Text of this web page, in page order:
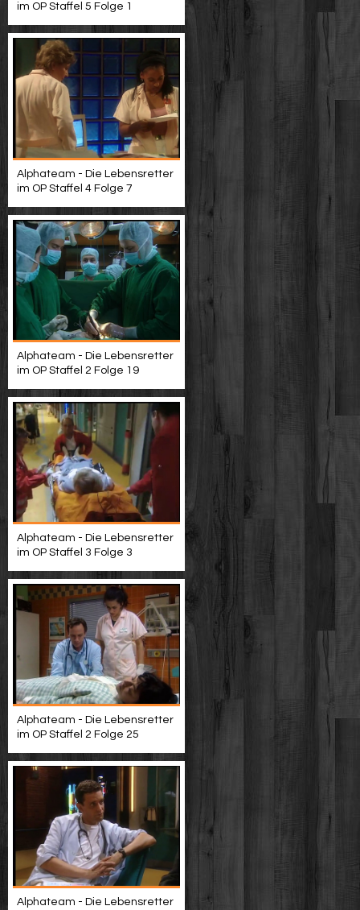
im OP Staffel 5 Folge 1
Alphateam - Die Lebensretter
im OP Staffel 4 Folge 7
Alphateam - Die Lebensretter
im OP Staffel 2 Folge 19
Alphateam - Die Lebensretter
im OP Staffel 3 Folge 3
Alphateam - Die Lebensretter
im OP Staffel 2 Folge 25
Alphateam - Die Lebensretter